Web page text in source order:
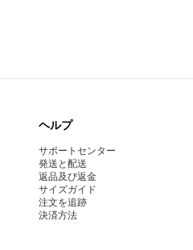
ヘルプ
サポートセンター
発送と配送
返品及び返金
サイズガイド
注文を追跡
決済方法